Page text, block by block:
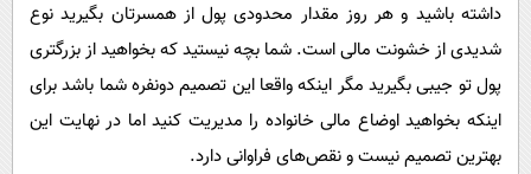
داشته باشید و هر روز مقدار محدودی پول از همسرتان بگیرید نوع
شدیدی از خشونت مالی است. شما بچه نیستید که بخواهید از بزرگتری
پول تو جیبی بگیرید مگر اینکه واقعا این تصمیم دونفره شما باشد برای
اینکه بخواهید اوضاع مالی خانواده را مدیریت کنید اما در نهایت این
بهترین تصمیم نیست و نقص‌های فراوانی دارد.‏